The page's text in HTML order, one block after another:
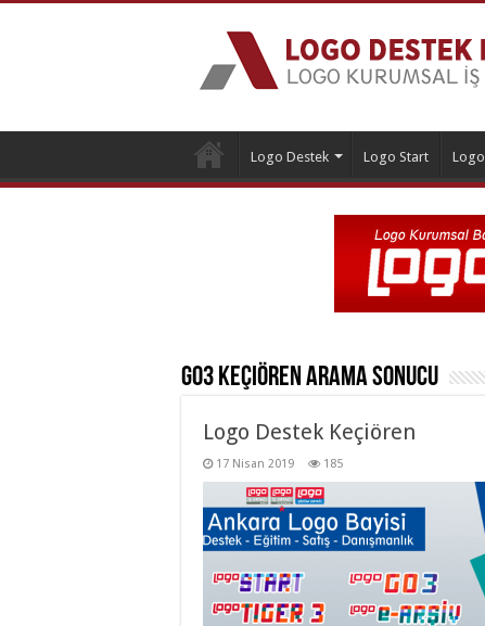
Logo Destek Logo Start
Go3 KeçiörenArama Sonucu
Logo Destek Keçiören
17 Nisan 2019 185